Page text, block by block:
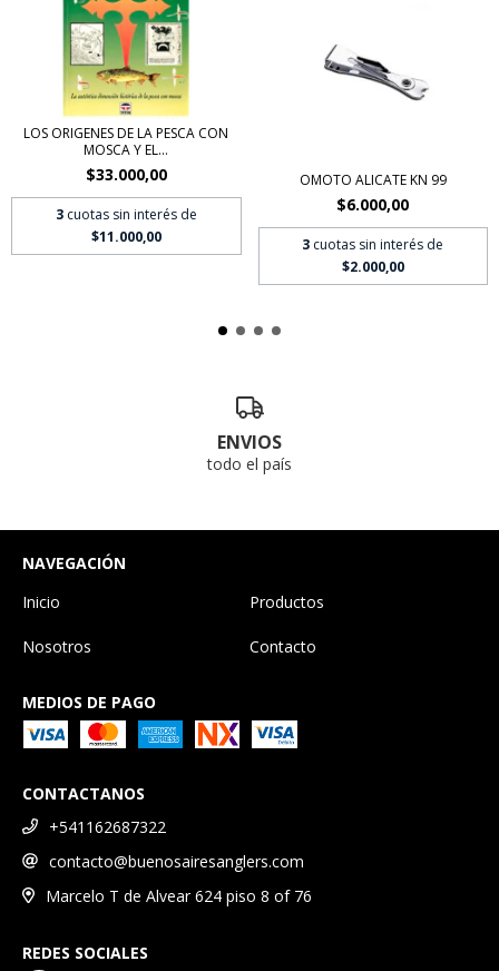
LOS ORIGENES DE LA PESCA CON
MOSCA Y EL...
$33.000,00
3 cuotas sin interés de
$11.000,00
OMOTO ALICATE KN 99
$6.000,00
3 cuotas sin interés de
$2.000,00
ENVIOS
todo el país
NAVEGACIÓN
Inicio
Productos
Nosotros Contacto
MEDIOS DE PAGO
CONTACTANOS
+541162687322
contacto@buenosairesanglers.com
Marcelo T de Alvear 624 piso 8 of 76
REDES SOCIALES